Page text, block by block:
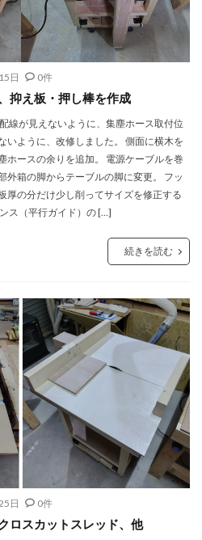
日 0件
抑え板・押し棒を作成
線が見えないように、集塵ホース取付位
いように、改修しました。 側面に横木を
ホースの余りを追加。 電源ケーブルを巻
外箱の脚からテーブルの脚に変更。 フッ
厚の分だけ少し削ってサイズを修正する
ス（平行ガイド）の […]
続きを読む
日 0件
ロスカットスレッド、他